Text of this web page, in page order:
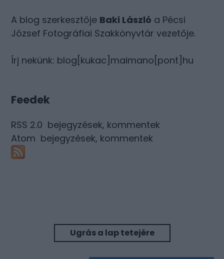
A blog szerkesztője Baki László a Pécsi
József Fotográfiai Szakkönyvtár vezetője.
Írj nekünk: blog[kukac]maimano[pont]hu
Feedek
RSS 2.0 bejegyzések, kommentek
Atom bejegyzések, kommentek
Ugrás a lap tetejére